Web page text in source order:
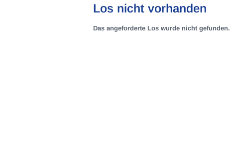
Los nicht vorhanden
Das angeforderte Los wurde nicht gefunden.